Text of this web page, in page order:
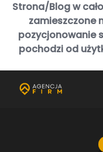
Strona/Blog w
zamieszczone
pozycjonowanie
pochodzi od
Skip
content